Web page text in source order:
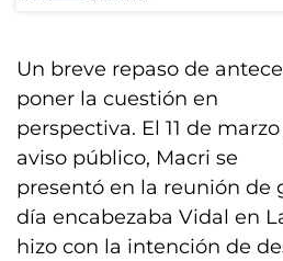
Un breve repaso de
poner la cuestión en
perspectiva. El 11 de
aviso público, Macri se
presentó en la reunión de
día encabezaba Vidal en
hizo con la intención de